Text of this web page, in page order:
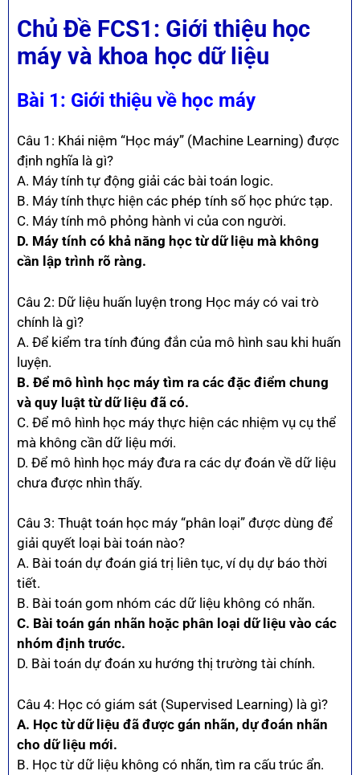
Chủ Đề FCS1: Giới thiệu học
máy và khoa học dữ liệu
Bài 1: Giới thiệu về học máy
Câu 1: Khái niệm “Học máy” (Machine Learning) được
định nghĩa là gì?
A. Máy tính tự động giải các bài toán logic.
B. Máy tính thực hiện các phép tính số học phức tạp.
C. Máy tính mô phỏng hành vi của con người.
D. Máy tính có khả năng học từ dữ liệu mà không
cần lập trình rõ ràng.
Câu 2: Dữ liệu huấn luyện trong Học máy có vai trò
chính là gì?
A. Để kiểm tra tính đúng đắn của mô hình sau khi huấn
luyện.
B. Để mô hình học máy tìm ra các đặc điểm chung
và quy luật từ dữ liệu đã có.
C. Để mô hình học máy thực hiện các nhiệm vụ cụ thể
mà không cần dữ liệu mới.
D. Để mô hình học máy đưa ra các dự đoán về dữ liệu
chưa được nhìn thấy.
Câu 3: Thuật toán học máy “phân loại” được dùng để
giải quyết loại bài toán nào?
A. Bài toán dự đoán giá trị liên tục, ví dụ dự báo thời
tiết.
B. Bài toán gom nhóm các dữ liệu không có nhãn.
C. Bài toán gán nhãn hoặc phân loại dữ liệu vào các
nhóm định trước.
D. Bài toán dự đoán xu hướng thị trường tài chính.
Câu 4: Học có giám sát (Supervised Learning) là gì?
A. Học từ dữ liệu đã được gán nhãn, dự đoán nhãn
cho dữ liệu mới.
B. Học từ dữ liệu không có nhãn, tìm ra cấu trúc ẩn.